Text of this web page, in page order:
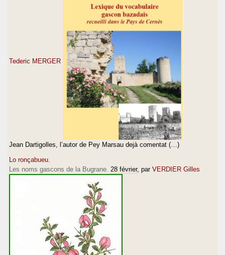
Tederic MERGER
Jean Dartigolles, l’autor de Pey Marsau dejà comentat (…)
Lo ronçabueu.
Les noms gascons de la Bugrane. 28 février, par VERDIER Gilles